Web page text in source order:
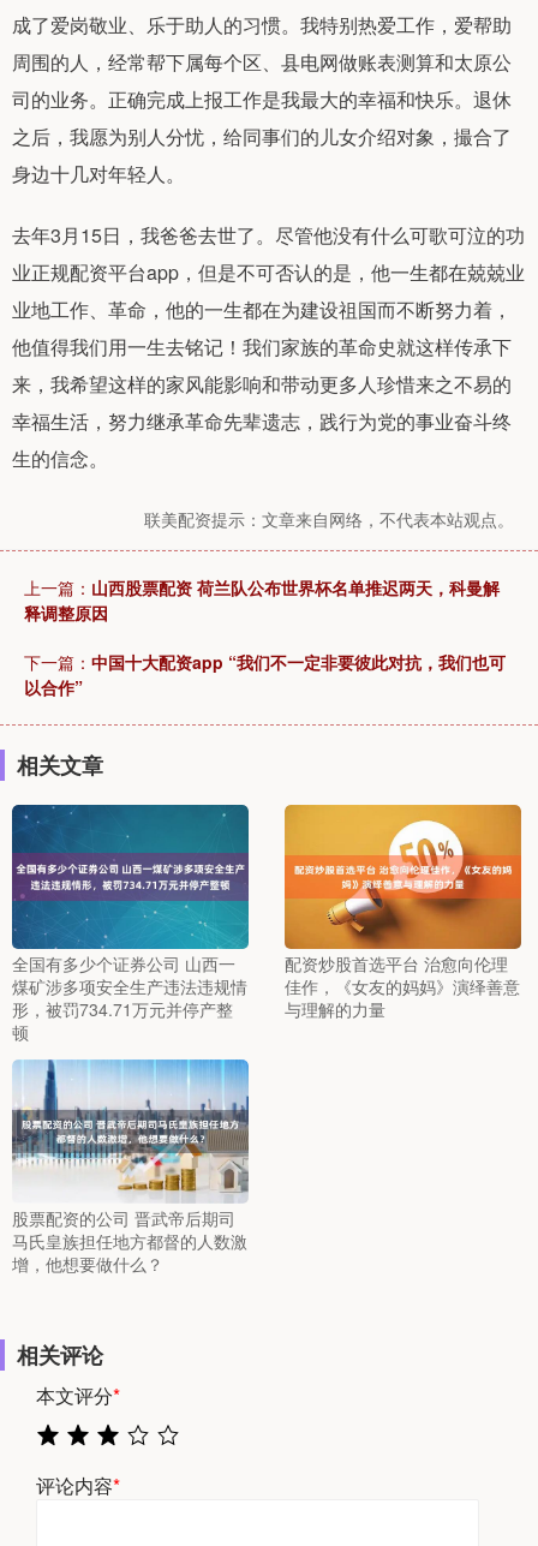
成了爱岗敬业、乐于助人的习惯。我特别热爱工作，爱帮助
周围的人，经常帮下属每个区、县电网做账表测算和太原公
司的业务。正确完成上报工作是我最大的幸福和快乐。退休
之后，我愿为别人分忧，给同事们的儿女介绍对象，撮合了
身边十几对年轻人。
去年3月15日，我爸爸去世了。尽管他没有什么可歌可泣的功
业正规配资平台app，但是不可否认的是，他一生都在兢兢业
业地工作、革命，他的一生都在为建设祖国而不断努力着，
他值得我们用一生去铭记！我们家族的革命史就这样传承下
来，我希望这样的家风能影响和带动更多人珍惜来之不易的
幸福生活，努力继承革命先辈遗志，践行为党的事业奋斗终
生的信念。
联美配资提示：文章来自网络，不代表本站观点。
上一篇： 山西股票配资 荷兰队公布世界杯名单推迟两天，科曼解
释调整原因
下一篇： 中国十大配资app “我们不一定非要彼此对抗，我们也可
以合作”
相关文章
全国有多少个证券公司 山西一
煤矿涉多项安全生产违法违规情
形，被罚734.71万元并停产整
顿
配资炒股首选平台 治愈向伦理
佳作，《女友的妈妈》演绎善意
与理解的力量
股票配资的公司 晋武帝后期司
马氏皇族担任地方都督的人数激
增，他想要做什么？
相关评论
本文评分*
评论内容*